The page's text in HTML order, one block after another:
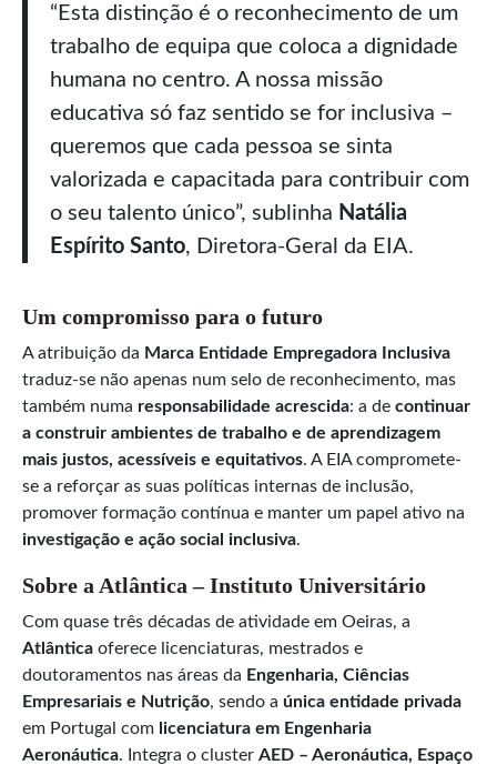
“Esta distinção é o reconhecimento de um
trabalho de equipa que coloca a dignidade
humana no centro. A nossa missão
educativa só faz sentido se for inclusiva –
queremos que cada pessoa se sinta
valorizada e capacitada para contribuir com
o seu talento único”, sublinha Natália
Espírito Santo, Diretora-Geral da EIA.
Um compromisso para o futuro
A atribuição da Marca Entidade Empregadora Inclusiva
traduz-se não apenas num selo de reconhecimento, mas
também numa responsabilidade acrescida: a de continuar
a construir ambientes de trabalho e de aprendizagem
mais justos, acessíveis e equitativos. A EIA compromete-
se a reforçar as suas políticas internas de inclusão,
promover formação contínua e manter um papel ativo na
investigação e ação social inclusiva.
Sobre a Atlântica – Instituto Universitário
Com quase três décadas de atividade em Oeiras, a
Atlântica oferece licenciaturas, mestrados e
doutoramentos nas áreas da Engenharia, Ciências
Empresariais e Nutrição, sendo a única entidade privada
em Portugal com licenciatura em Engenharia
Aeronáutica. Integra o cluster AED – Aeronáutica, Espaço